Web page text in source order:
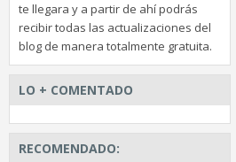
te llegara y a partir de ahí podrás
recibir todas las actualizaciones del
blog de manera totalmente gratuita.
LO + COMENTADO
RECOMENDADO: